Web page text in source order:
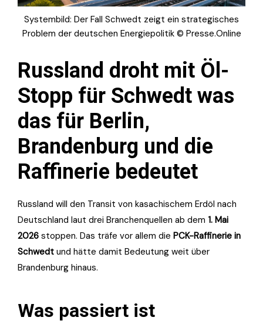
Systembild: Der Fall Schwedt zeigt ein strategisches
Problem der deutschen Energiepolitik © Presse.Online
Russland droht mit Öl-
Stopp für Schwedt was
das für Berlin,
Brandenburg und die
Raffinerie bedeutet
Russland will den Transit von kasachischem Erdöl nach
Deutschland laut drei Branchenquellen ab dem 1. Mai
2026 stoppen. Das träfe vor allem die PCK-Raffinerie in
Schwedt und hätte damit Bedeutung weit über
Brandenburg hinaus.
Was passiert ist